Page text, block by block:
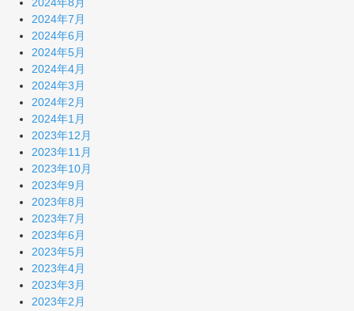
2024年8月
2024年7月
2024年6月
2024年5月
2024年4月
2024年3月
2024年2月
2024年1月
2023年12月
2023年11月
2023年10月
2023年9月
2023年8月
2023年7月
2023年6月
2023年5月
2023年4月
2023年3月
2023年2月